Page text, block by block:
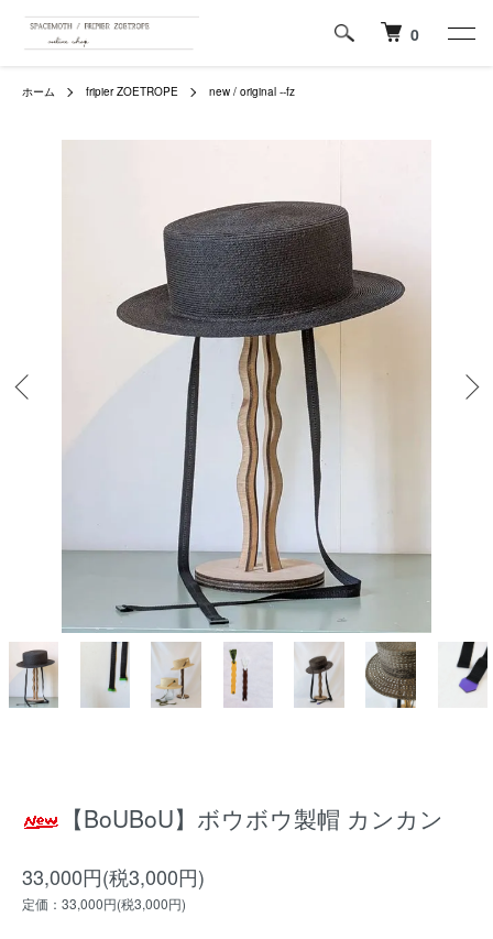
0
ホーム fripier ZOETROPE new / original --fz
【BoUBoU】ボウボウ製帽 カンカン
33,000円(税3,000円)
定価：33,000円(税3,000円)